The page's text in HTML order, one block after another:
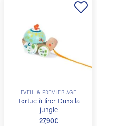
ÉVEIL & PREMIER ÂGE
Tortue à tirer Dans la
jungle
27,90€